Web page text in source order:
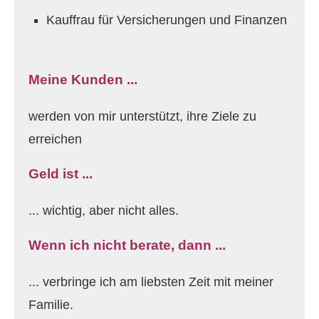
Kauffrau für Versicherungen und Finanzen
Meine Kunden ...
werden von mir unterstützt, ihre Ziele zu
erreichen
Geld ist ...
... wichtig, aber nicht alles.
Wenn ich nicht berate, dann ...
... verbringe ich am liebsten Zeit mit meiner
Familie.